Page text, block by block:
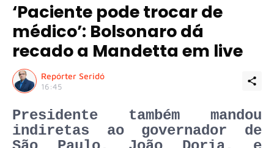
‘Paciente pode trocar de
médico’: Bolsonaro dá
recado a Mandetta em live
Repórter Seridó
16:45
Presidente também mandou
indiretas ao governador de